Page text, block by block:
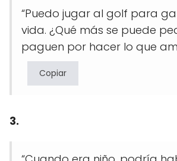
“Puedo jugar al golf para
vida. ¿Qué más se puede
paguen por hacer lo que
Copiar
3.